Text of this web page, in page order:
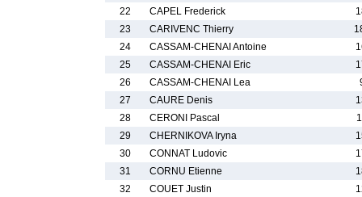
22
CAPEL Frederick
23
CARIVENC Thierry
24
CASSAM-CHENAI Antoine
25
CASSAM-CHENAI Eric
26
CASSAM-CHENAI Lea
27
CAURE Denis
28
CERONI Pascal
29
CHERNIKOVA Iryna
30
CONNAT Ludovic
31
CORNU Etienne
32
COUET Justin